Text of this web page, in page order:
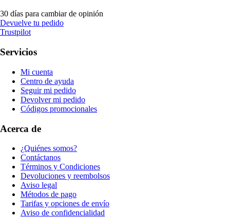
30 días para cambiar de opinión
Devuelve tu pedido
Trustpilot
Servicios
Mi cuenta
Centro de ayuda
Seguir mi pedido
Devolver mi pedido
Códigos promocionales
Acerca de
¿Quiénes somos?
Contáctanos
Términos y Condiciones
Devoluciones y reembolsos
Aviso legal
Métodos de pago
Tarifas y opciones de envío
Aviso de confidencialidad